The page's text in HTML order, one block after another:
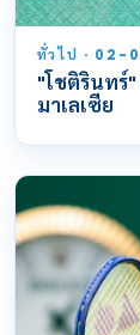
ทั่วไป · 02-
"โชติรินทร์"
มาเลเซีย